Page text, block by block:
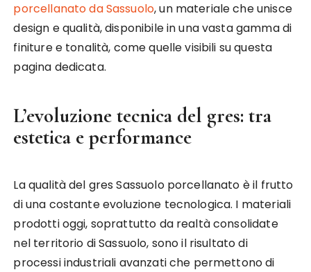
porcellanato da Sassuolo, un materiale che unisce
design e qualità, disponibile in una vasta gamma di
finiture e tonalità, come quelle visibili su questa
pagina dedicata.
L’evoluzione tecnica del gres: tra
estetica e performance
La qualità del gres Sassuolo porcellanato è il frutto
di una costante evoluzione tecnologica. I materiali
prodotti oggi, soprattutto da realtà consolidate
nel territorio di Sassuolo, sono il risultato di
processi industriali avanzati che permettono di